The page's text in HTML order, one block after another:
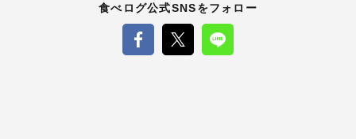
食べログ公式SNSをフォロー